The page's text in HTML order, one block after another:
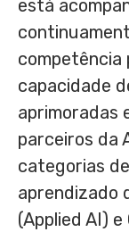
está
competência
capacidade
aprimoradas
parceiros da
categorias
aprendizado
(Applied AI) e